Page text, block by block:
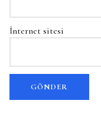
İnternet sitesi